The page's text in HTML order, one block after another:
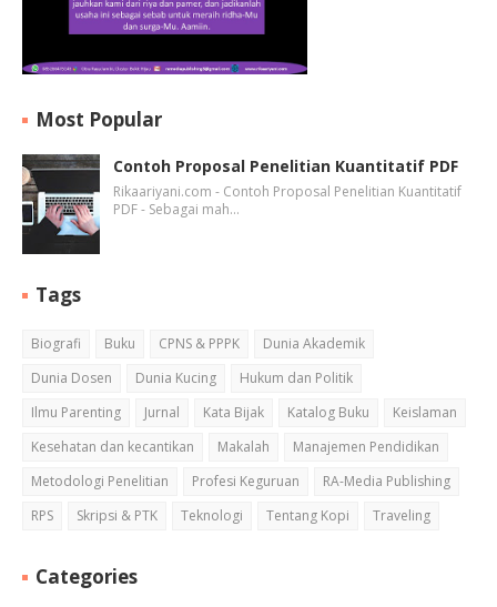
Most Popular
Contoh Proposal Penelitian Kuantitatif PDF
Rikaariyani.com - Contoh Proposal Penelitian Kuantitatif
PDF - Sebagai mah…
Tags
Biografi Buku CPNS & PPPK
Dunia Akademik
Dunia Dosen
Dunia Kucing
Hukum dan Politik
Ilmu Parenting
Jurnal Kata Bijak Katalog Buku
Keislaman
Kesehatan dan kecantikan
Makalah
Manajemen Pendidikan
Metodologi Penelitian
Profesi Keguruan
RA-Media Publishing
RPS
Skripsi & PTK Teknologi Tentang Kopi Traveling
Categories